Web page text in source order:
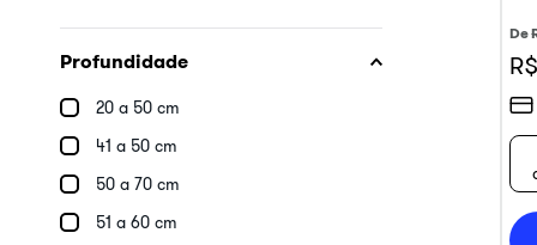
Profundidade
20 a 50 cm
41 a 50 cm
50 a 70 cm
51 a 60 cm
De